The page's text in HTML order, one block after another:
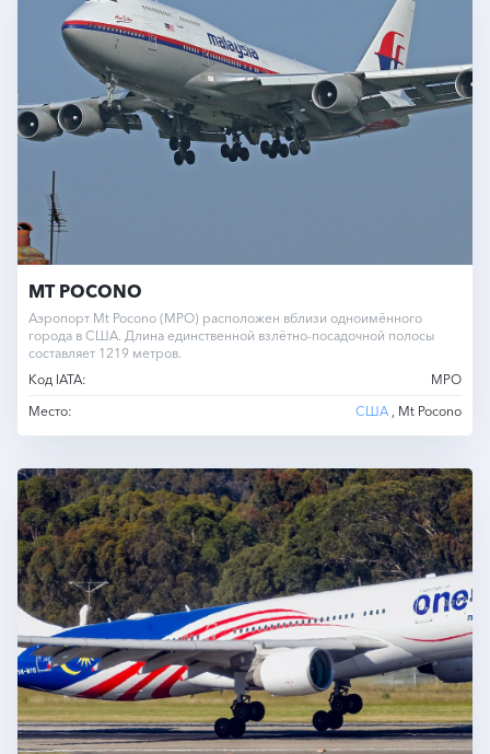
MT POCONO
Аэропорт Mt Pocono (MPO) расположен вблизи одноимённого
города в США. Длина единственной взлётно-посадочной полосы
составляет 1219 метров.
Код IATA:
MPO
Место:
США , Mt Pocono